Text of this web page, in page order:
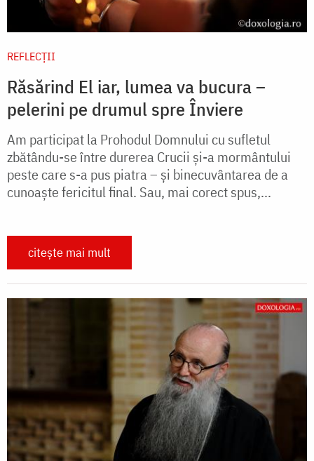
REFLECȚII
Răsărind El iar, lumea va bucura –
pelerini pe drumul spre Înviere
Am participat la Prohodul Domnului cu sufletul
zbătându-se între durerea Crucii și-a mormântului
peste care s-a pus piatra – și binecuvântarea de a
cunoaște fericitul final. Sau, mai corect spus,...
citește mai mult